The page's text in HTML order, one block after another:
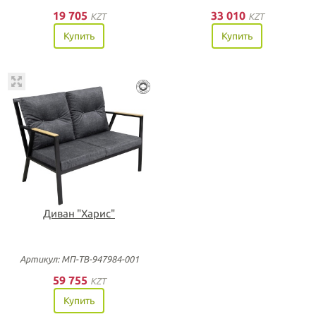
19 705 KZT
Купить
33 010 KZT
Купить
Диван "Харис"
Артикул: МП-ТВ-947984-001
59 755 KZT
Купить